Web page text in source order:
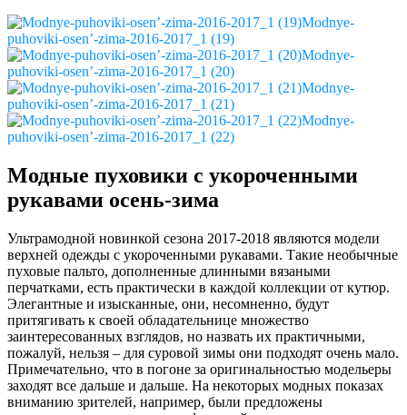
Modnye-
puhoviki-osen’-zima-2016-2017_1 (19)
Modnye-
puhoviki-osen’-zima-2016-2017_1 (20)
Modnye-
puhoviki-osen’-zima-2016-2017_1 (21)
Modnye-
puhoviki-osen’-zima-2016-2017_1 (22)
Модные пуховики с укороченными
рукавами осень-зима
Ультрамодной новинкой сезона 2017-2018 являются модели
верхней одежды с укороченными рукавами. Такие необычные
пуховые пальто, дополненные длинными вязаными
перчатками, есть практически в каждой коллекции от кутюр.
Элегантные и изысканные, они, несомненно, будут
притягивать к своей обладательнице множество
заинтересованных взглядов, но назвать их практичными,
пожалуй, нельзя – для суровой зимы они подходят очень мало.
Примечательно, что в погоне за оригинальностью модельеры
заходят все дальше и дальше. На некоторых модных показах
вниманию зрителей, например, были предложены